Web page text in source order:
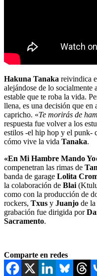
Hakuna Tanaka reivindica
alejándose de lo socialmente
estable que te roba la vida.
llena, es una decisión que
capricho. «Te morirás de
respuesta fue volver a los
estilos -el hip hop y el punk-
cómo vive la vida Tanaka.
«En Mi Hambre Mando
compenetran las rimas de
banda de garage Lolita
la colaboración de Blai
como con la producción de
rockers, Txus y Juanjo de
grabación fue dirigida por
Sacramento.
Comparte en redes